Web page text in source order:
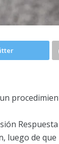
Respuesta
luego de que